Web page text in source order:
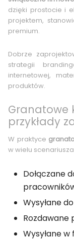
dzięki prostocie i
projektem,
premium.
Dobrze
strategii
internetowej,
produktów.
Granatowe
przykłady
W praktyce
w wielu
Dołączane
Wysyłane
Wysyłane